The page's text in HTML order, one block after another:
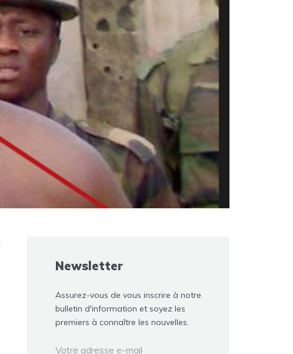
Newsletter
Assurez-vous de vous inscrire à notre
bulletin d'information et soyez les
premiers à connaître les nouvelles.